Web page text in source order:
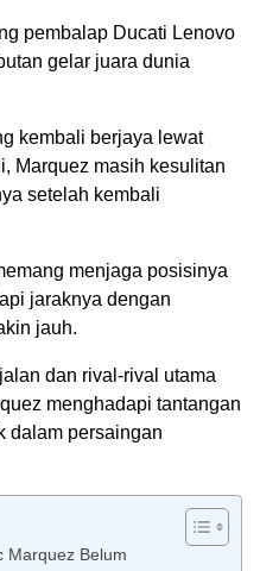
pembalap Ducati Lenovo
gelar juara dunia
kembali berjaya lewat
Marquez masih kesulitan
setelah kembali
menjaga posisinya
jaraknya dengan
jauh.
dan rival-rival utama
menghadapi tantangan
dalam persaingan
Marquez Belum